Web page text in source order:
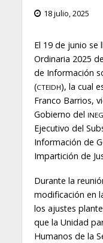
18 julio, 2025
El 19 de junio se
Ordinaria 2025
de Información
(CTEIDH), la cual
Franco Barrios,
Gobierno del
Ejecutivo del
Información de
Impartición de
Durante la
modificación en
los ajustes
que la Unidad
Humanos de la